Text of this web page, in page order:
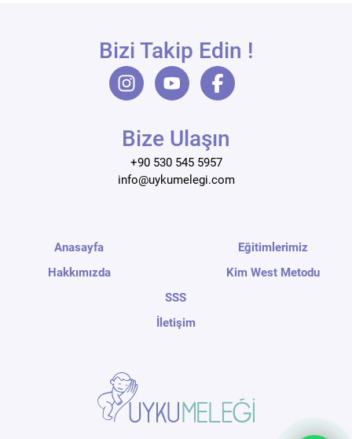
Bizi Takip Edin !
Bize Ulaşın
+90 530 545 5957
info@uykumelegi.com
Anasayfa
Hakkımızda
Eğitimlerimiz
Kim West Metodu
SSS
İletişim